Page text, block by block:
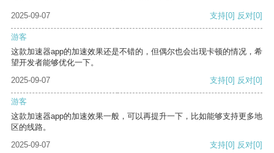
2025-09-07 支持[0] 反对[0]
游客
这款加速器app的加速效果还是不错的，但偶尔也会出现卡顿的情况，希
望开发者能够优化一下。
2025-09-07
支持[0] 反对[0]
游客
这款加速器app的加速效果一般，可以再提升一下，比如能够支持更多地
区的线路。
2025-09-07
支持[0] 反对[0]